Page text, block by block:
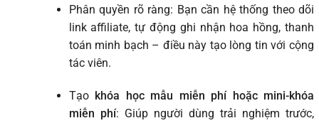
Phân quyền rõ ràng: Bạn cần hệ thống theo dõi
link affiliate, tự động ghi nhận hoa hồng, thanh
toán minh bạch – điều này tạo lòng tin với cộng
tác viên.
Tạo khóa học mẫu miễn phí hoặc mini-khóa
miễn phí: Giúp người dùng trải nghiệm trước,